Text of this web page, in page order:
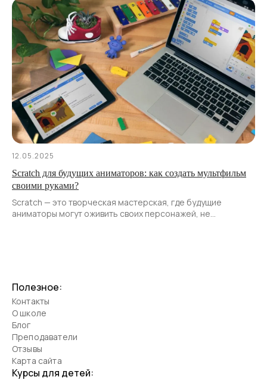
12.05.2025
Scratch для будущих аниматоров: как создать мультфильм
своими руками?
Scratch — это творческая мастерская, где будущие
аниматоры могут оживить своих персонажей, не
Полезное:
Контакты
О школе
Блог
Преподаватели
Отзывы
Карта сайта
Курсы для детей: